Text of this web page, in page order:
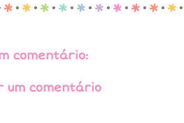
p . p . p . p . p . p . p . p . p . p .
comentário:
um comentário